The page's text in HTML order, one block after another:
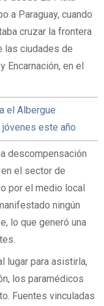
a Paraguay, cuando
cruzar la frontera
las ciudades de
Encarnación, en el
el Albergue
este año
descompensación
el sector de
por el medio local
ningún
lo que generó una
lugar para asistirla,
los paramédicos
Fuentes vinculadas